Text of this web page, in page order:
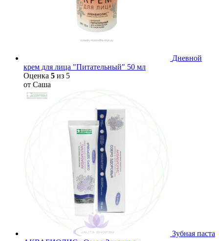
Дневной
крем для лица "Питательный" 50 мл
Оценка 5 из 5
от Саша
Зубная паста